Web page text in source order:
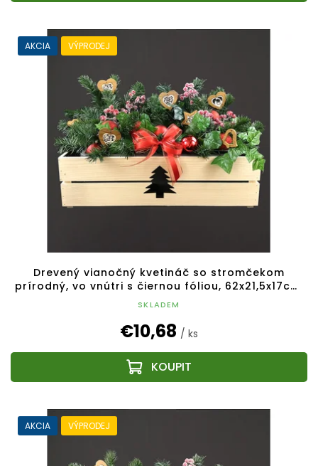
AKCIA VÝPRODEJ
Drevený vianočný kvetináč so stromčekom
prírodný, vo vnútri s čiernou fóliou, 62x21,5x17cm,
český výrobok
SKLADEM
€10,68 / ks
AKCIA VÝPRODEJ